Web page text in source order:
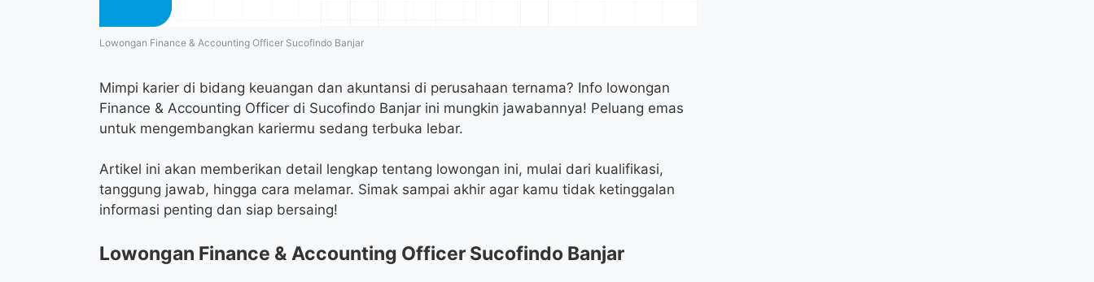
Lowongan Finance & Accounting Officer Sucofindo Banjar
Mimpi karier di bidang keuangan dan akuntansi di perusahaan ternama? Info lowongan
Finance & Accounting Officer di Sucofindo Banjar ini mungkin jawabannya! Peluang emas
untuk mengembangkan kariermu sedang terbuka lebar.
Artikel ini akan memberikan detail lengkap tentang lowongan ini, mulai dari kualifikasi,
tanggung jawab, hingga cara melamar. Simak sampai akhir agar kamu tidak ketinggalan
informasi penting dan siap bersaing!
Lowongan Finance & Accounting Officer Sucofindo Banjar